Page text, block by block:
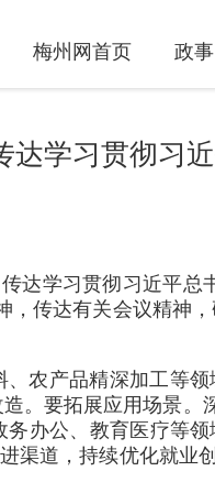
梅州网首页 政事
学习贯彻习
达学习贯彻习近平总
，传达有关会议精神
农产品精深加工等
。要拓展应用场景。
办公、教育医疗等
渠道，持续优化就业